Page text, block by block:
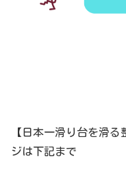
【日本一滑り台を滑
ジは下記まで